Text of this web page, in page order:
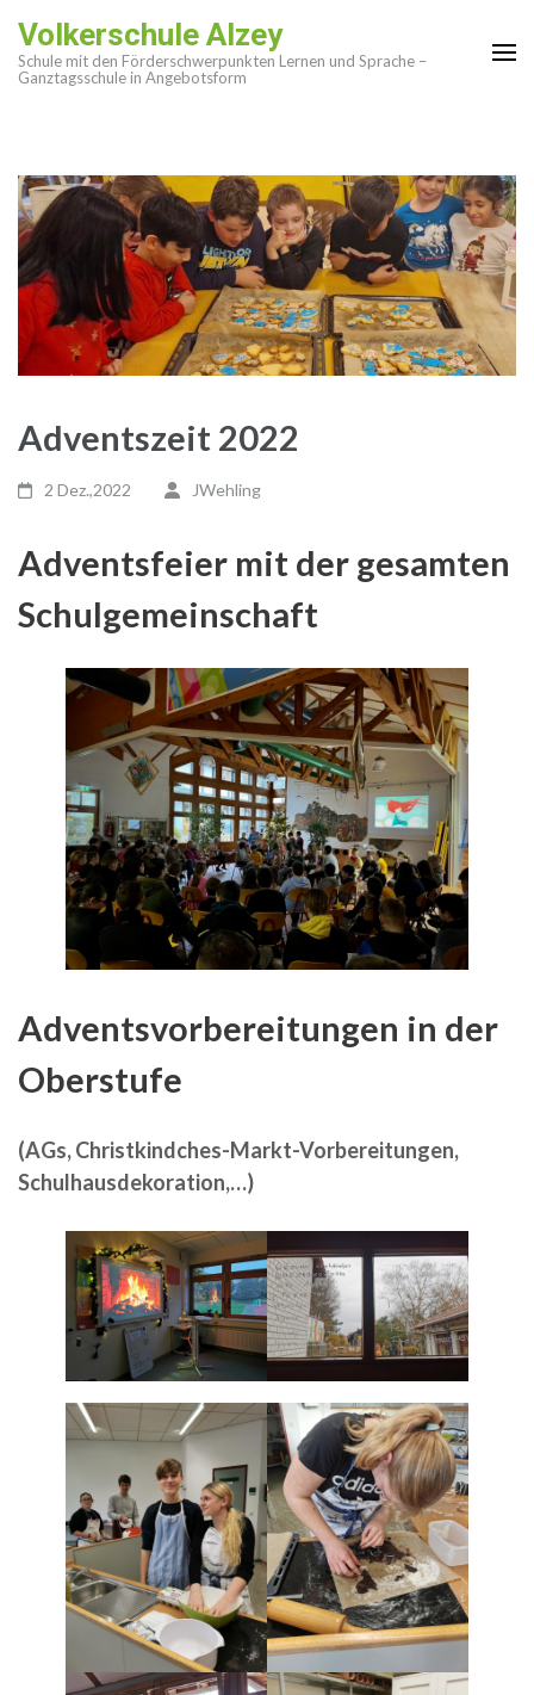
Inhalt
springen
Volkerschule Alzey
Schule mit den Förderschwerpunkten Lernen und Sprache –
Ganztagsschule in Angebotsform
Adventszeit 2022
2 Dez.,2022 JWehling
Adventsfeier mit der gesamten
Schulgemeinschaft
Adventsvorbereitungen in der
Oberstufe
(AGs, Christkindches-Markt-Vorbereitungen,
Schulhausdekoration,…)